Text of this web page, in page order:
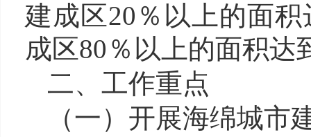
建成区20％以上的面
成区80％以上的面积达
二、工作重点
（一）开展海绵城市